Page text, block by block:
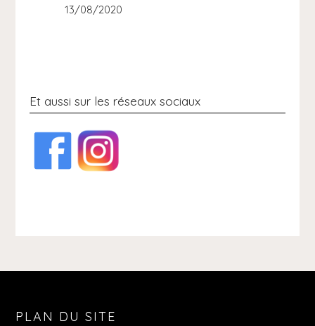
13/08/2020
Et aussi sur les réseaux sociaux
PLAN DU SITE